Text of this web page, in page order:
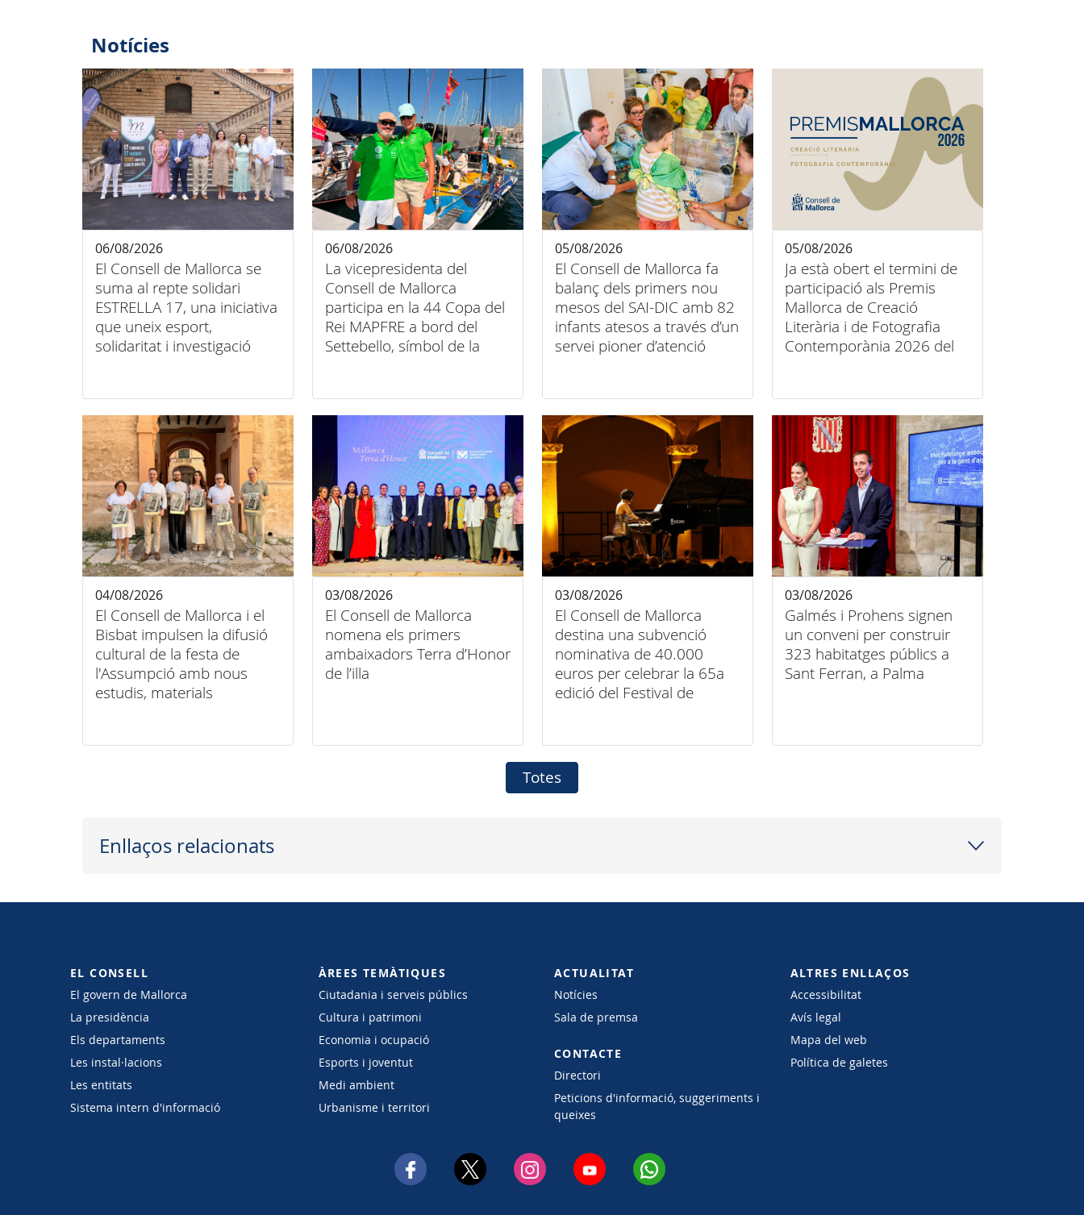
Notícies
El Consell de Mallorca se
suma al repte solidari
ESTRELLA 17, una iniciativa
que uneix esport,
solidaritat i investigació
06/08/2026
La vicepresidenta del
Consell de Mallorca
participa en la 44 Copa del
Rei MAPFRE a bord del
Settebello, símbol de la
06/08/2026
El Consell de Mallorca fa
balanç dels primers nou
mesos del SAI-DIC amb 82
infants atesos a través d’un
servei pioner d’atenció
05/08/2026
Ja està obert el termini de
participació als Premis
Mallorca de Creació
Literària i de Fotografia
Contemporània 2026 del
05/08/2026
El Consell de Mallorca i el
Bisbat impulsen la difusió
cultural de la festa de
l'Assumpció amb nous
estudis, materials
04/08/2026
El Consell de Mallorca
nomena els primers
ambaixadors Terra d’Honor
de l’illa
03/08/2026
El Consell de Mallorca
destina una subvenció
nominativa de 40.000
euros per celebrar la 65a
edició del Festival de
03/08/2026
Galmés i Prohens signen
un conveni per construir
323 habitatges públics a
Sant Ferran, a Palma
03/08/2026
Totes
Enllaços relacionats
EL CONSELL
El govern de Mallorca
La presidència
Els departaments
Les instal·lacions
Les entitats
Sistema intern d'informació
ÀREES TEMÀTIQUES
Ciutadania i serveis públics
Cultura i patrimoni
Economia i ocupació
Esports i joventut
Medi ambient
Urbanisme i territori
ACTUALITAT
Notícies
Sala de premsa
CONTACTE
Directori
Peticions d'informació, suggeriments i
queixes
ALTRES ENLLAÇOS
Accessibilitat
Avís legal
Mapa del web
Política de galetes